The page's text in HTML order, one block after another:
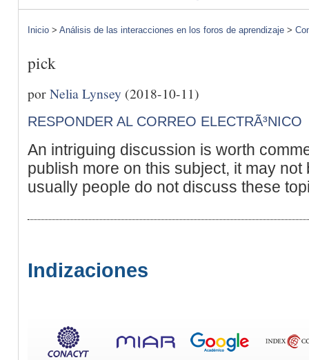
Inicio > Análisis de las interacciones en los foros de aprendizaje >
pick
porNelia Lynsey (2018-10-11)
RESPONDER AL CORREO ELECTRÃ³NICO
An intriguing discussion is worth
publish more on this subject, it may not
usually people do not discuss these
Indizaciones